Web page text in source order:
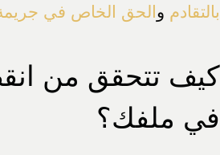
بالتقادم و الحق الخاص في جريمة
كيف تتحقق من
في ملفك؟